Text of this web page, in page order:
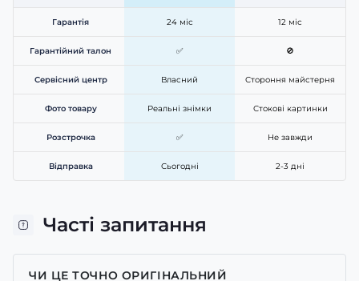
Гарантія 24 міс 12 міс
Гарантійний талон ✅ 🚫
Сервісний центр Власний Стороння майстерня
Фото товару Реальні знімки Стокові картинки
Розстрочка ✅ Не завжди
Відправка Сьогодні 2-3 дні
Часті запитання
ЧИ ЦЕ ТОЧНО ОРИГІНАЛЬНИЙ